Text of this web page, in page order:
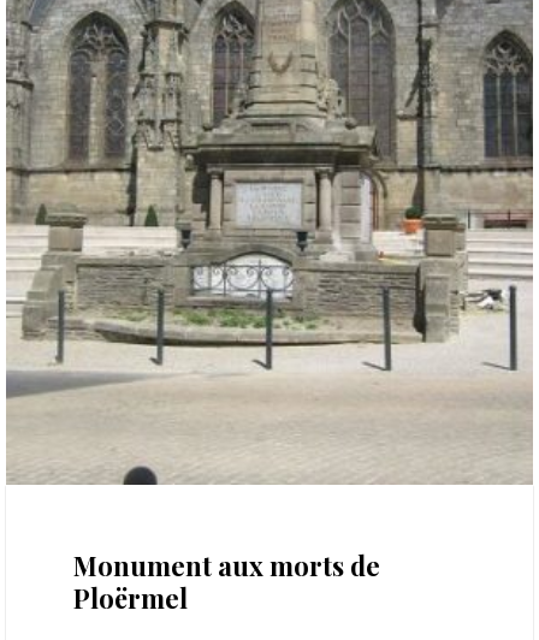
Monument aux morts de
Ploërmel